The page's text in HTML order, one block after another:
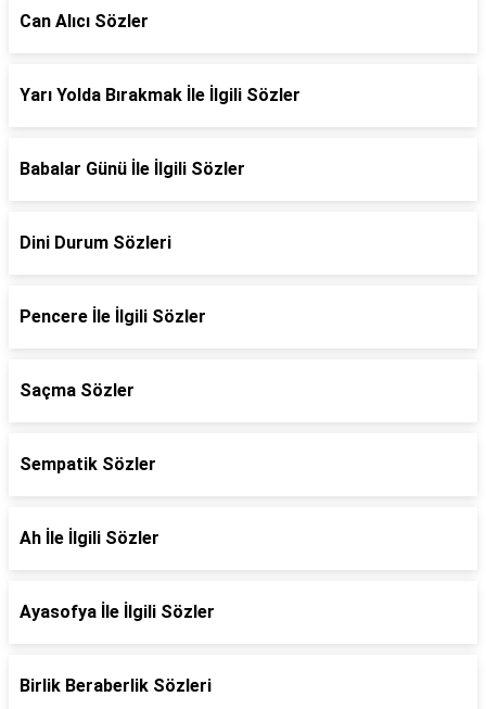
Can Alıcı Sözler
Yarı Yolda Bırakmak İle İlgili Sözler
Babalar Günü İle İlgili Sözler
Dini Durum Sözleri
Pencere İle İlgili Sözler
Saçma Sözler
Sempatik Sözler
Ah İle İlgili Sözler
Ayasofya İle İlgili Sözler
Birlik Beraberlik Sözleri